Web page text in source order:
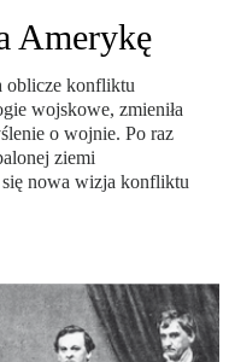
Amerykę
oblicze konfliktu
wojskowe, zmieniła
o wojnie. Po raz
ziemi
nowa wizja konfliktu